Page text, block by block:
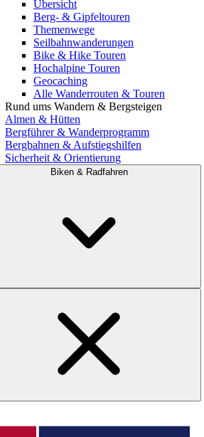
Übersicht
Berg- & Gipfeltouren
Themenwege
Seilbahnwanderungen
Bike & Hike Touren
Hochalpine Touren
Geocaching
Alle Wanderrouten & Touren
Rund ums Wandern & Bergsteigen
Almen & Hütten
Bergführer & Wanderprogramm
Bergbahnen & Aufstiegshilfen
Sicherheit & Orientierung
Biken & Radfahren